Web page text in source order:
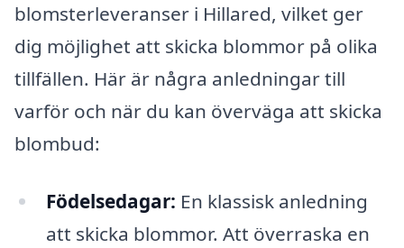
blomsterleveranser i Hillared, vilket ger
dig möjlighet att skicka blommor på olika
tillfällen. Här är några anledningar till
varför och när du kan överväga att skicka
blombud:
Födelsedagar: En klassisk anledning
att skicka blommor. Att överraska en